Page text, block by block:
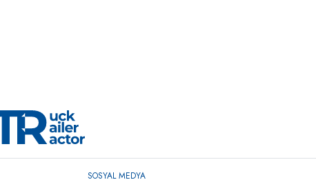
SOSYAL MEDYA